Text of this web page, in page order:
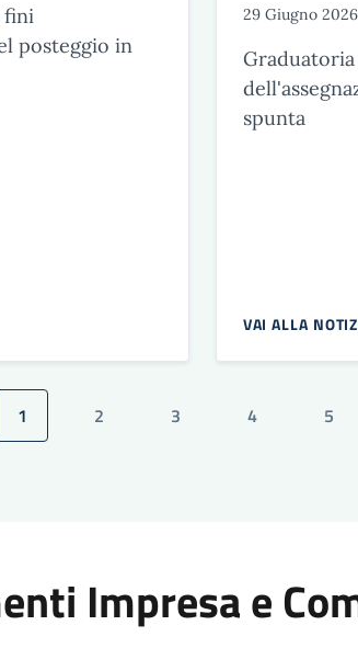
fini
posteggio in
29 Giugno 2026
spunta
VAI ALLA
Pagina attuale
1 Pagina
2 Pagina
3 Pagina
4 5
Impresa e